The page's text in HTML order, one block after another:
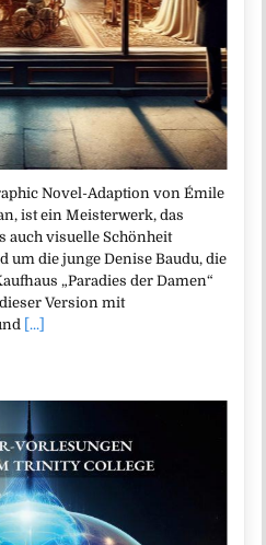
Novel-Adaption von Émile
ist ein Meisterwerk, das
auch visuelle Schönheit
um die junge Denise Baudu, die
„Paradies der Damen“
Version mit
[...]